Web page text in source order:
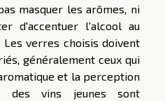
masquer les arômes, ni
d'accentuer l'alcool au
verres choisis doivent
généralement ceux qui
et la perception
des vins jeunes sont